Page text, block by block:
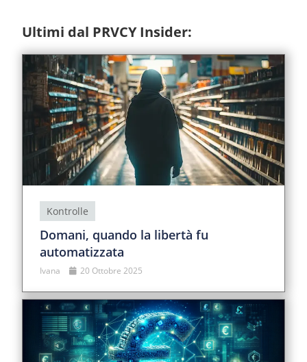
Ultimi dal PRVCY Insider:
Kontrolle
Domani, quando la libertà fu
automatizzata
Ivana 20 Ottobre 2025